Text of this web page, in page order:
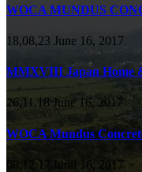
WOCA MUNDUS
18,08,23 June 16, 2017
MMXVIII Japan Home
26,11,18 June 16, 2017
WOCA Mundus
08,12,17 Iunii 16, 2017